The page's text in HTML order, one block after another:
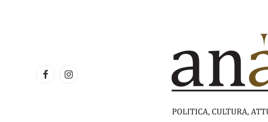
FacebookInstagram